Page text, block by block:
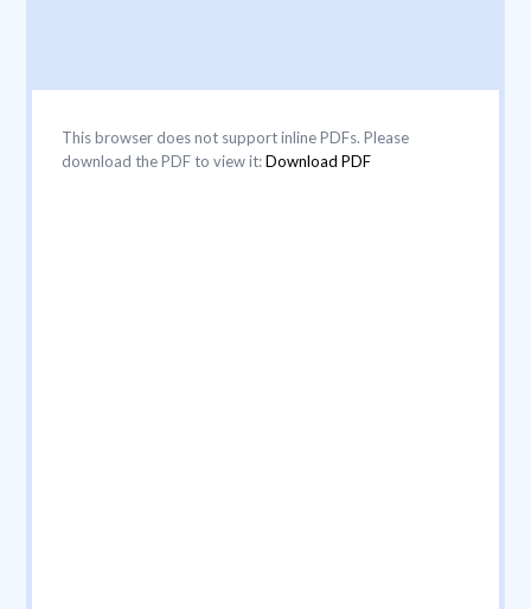
This browser does not support inline PDFs. Please
download the PDF to view it:Download PDF